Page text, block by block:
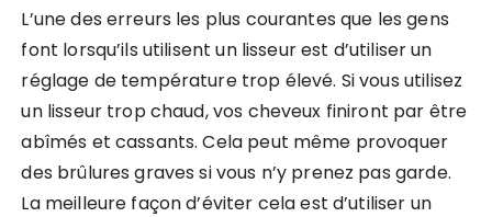
L’une des erreurs les plus courantes que les gens
font lorsqu’ils utilisent un lisseur est d’utiliser un
réglage de température trop élevé. Si vous utilisez
un lisseur trop chaud, vos cheveux finiront par être
abîmés et cassants. Cela peut même provoquer
des brûlures graves si vous n’y prenez pas garde.
La meilleure façon d’éviter cela est d’utiliser un